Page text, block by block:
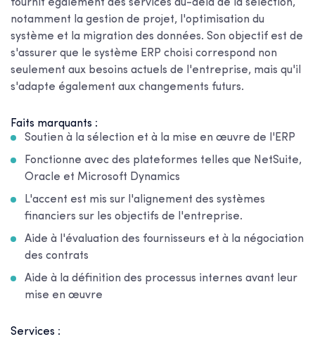
fournit également des services au-delà de la sélection,
notamment la gestion de projet, l'optimisation du
système et la migration des données. Son objectif est de
s'assurer que le système ERP choisi correspond non
seulement aux besoins actuels de l'entreprise, mais qu'il
s'adapte également aux changements futurs.
Faits marquants :
Soutien à la sélection et à la mise en œuvre de l'ERP
Fonctionne avec des plateformes telles que NetSuite,
Oracle et Microsoft Dynamics
L'accent est mis sur l'alignement des systèmes
financiers sur les objectifs de l'entreprise.
Aide à l'évaluation des fournisseurs et à la négociation
des contrats
Aide à la définition des processus internes avant leur
mise en œuvre
Services :